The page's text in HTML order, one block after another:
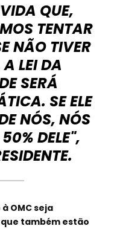
QUE,
TENTAR
NÃO TIVER
LEI DA
SERÁ
SE ELE
NÓS, NÓS
DELE",
OMC seja
também estão